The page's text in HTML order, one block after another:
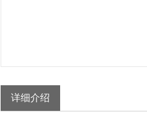
详细介绍